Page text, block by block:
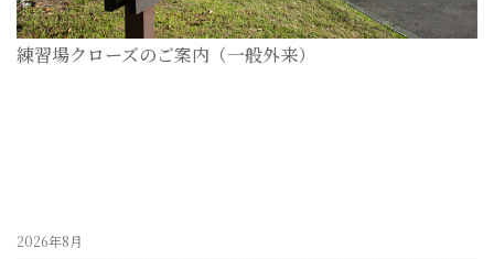
練習場クローズのご案内（一般外来）
2026年8月